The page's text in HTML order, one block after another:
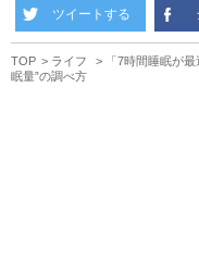
ツイートする
TOP ライフ
「7時間睡眠が
眠量”の調べ方